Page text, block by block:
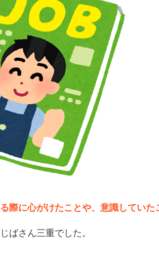
際に心がけたことや、意識していた
ばさん三重でした。